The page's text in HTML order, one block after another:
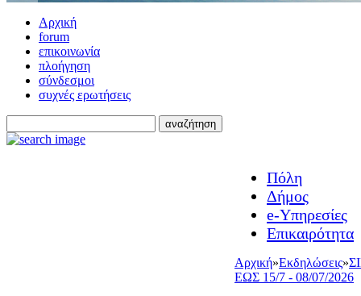
Αρχική
forum
επικοινωνία
πλοήγηση
σύνδεσμοι
συχνές ερωτήσεις
Πόλη
Δήμος
e-Υπηρεσίες
Επικαιρότητα
Αρχική»Εκδηλώσεις»
ΕΩΣ 15/7 - 08/07/2026